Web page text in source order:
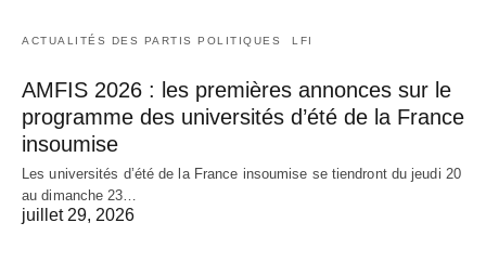
ACTUALITÉS DES PARTIS POLITIQUES LFI
AMFIS 2026 : les premières annonces sur le
programme des universités d’été de la France
insoumise
Les universités d’été de la France insoumise se tiendront du jeudi 20
au dimanche 23…
juillet 29, 2026